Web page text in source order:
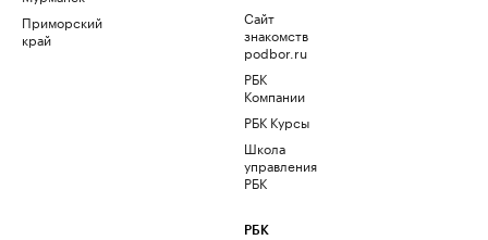
Приморский
край
Сайт
знакомств
podbor.ru
РБК
Компании
РБК Курсы
Школа
управления
РБК
РБК